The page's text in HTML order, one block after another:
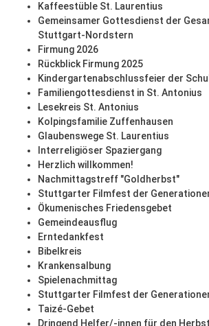
Kaffeestüble St. Laurentius
Gemeinsamer Gottesdienst der
Stuttgart-Nordstern
Firmung 2026
Rückblick Firmung 2025
Kindergartenabschlussfeier der
Familiengottesdienst in St. Antonius
Lesekreis St. Antonius
Kolpingsfamilie Zuffenhausen
Glaubenswege St. Laurentius
Interreligiöser Spaziergang
Herzlich willkommen!
Nachmittagstreff "Goldherbst"
Stuttgarter Filmfest der
Ökumenisches Friedensgebet
Gemeindeausflug
Erntedankfest
Bibelkreis
Krankensalbung
Spielenachmittag
Stuttgarter Filmfest der
Taizé-Gebet
Dringend Helfer/-innen für den